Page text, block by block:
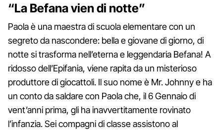
“La Befana vien di notte”
Paola è una maestra di scuola elementare con un
segreto da nascondere: bella e giovane di giorno, di
notte si trasforma nell’eterna e leggendaria Befana! A
ridosso dell’Epifania, viene rapita da un misterioso
produttore di giocattoli. Il suo nome è Mr. Johnny e ha
un conto da saldare con Paola che, il 6 Gennaio di
vent’anni prima, gli ha inavvertitamente rovinato
l’infanzia. Sei compagni di classe assistono al